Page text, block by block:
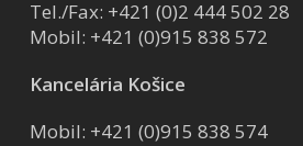
Tel./Fax: +421 (0)2 444 502 28
Mobil: +421 (0)915 838 572
Kancelária Košice
Mobil: +421 (0)915 838 574